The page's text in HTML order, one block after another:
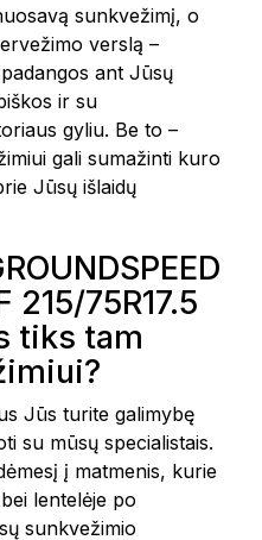
sunkvežimį, o
verslą –
ant Jūsų
ir su
gyliu. Be to –
gali sumažinti kuro
Jūsų išlaidų
215/75R17.5
tiks tam
Jūs turite galimybę
su mūsų specialistais.
į matmenis, kurie
lentelėje po
sunkvežimio